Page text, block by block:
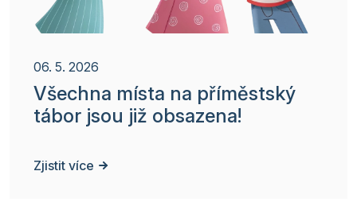
06. 5. 2026
Všechna místa na příměstský
tábor jsou již obsazena!
Zjistit více